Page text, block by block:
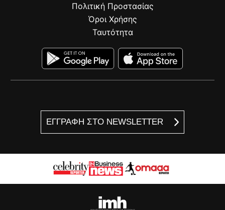
ΕΓΓΡΑΦΗ ΣΤΟ NEWSLETTER
Πολιτική Προστασίας
Όροι Χρήσης
Ταυτότητα